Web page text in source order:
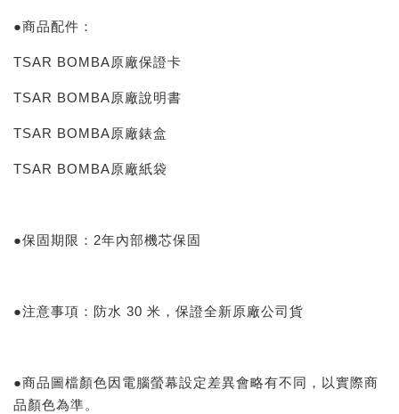
●商品配件：
TSAR BOMBA原廠保證卡
TSAR BOMBA原廠說明書
TSAR BOMBA原廠錶盒
TSAR BOMBA原廠紙袋
●保固期限：2年內部機芯保固
●注意事項：防水 30 米，保證全新原廠公司貨
●商品圖檔顏色因電腦螢幕設定差異會略有不同，以實際商
品顏色為準。